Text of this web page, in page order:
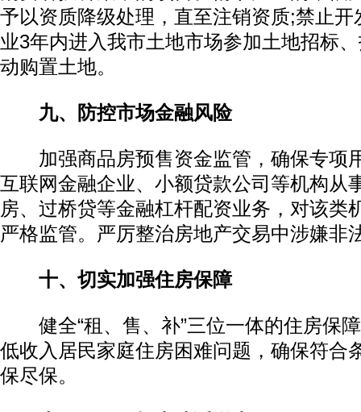
予以资质降级处理，直至注销资质;禁止开
业3年内进入我市土地市场参加土地招标
动购置土地。
九、防控市场金融风险
加强商品房预售资金监管，确保专项
互联网金融企业、小额贷款公司等机构从
房、过桥贷等金融杠杆配资业务，对该类
严格监管。严厉整治房地产交易中涉嫌非
十、切实加强住房保障
健全“租、售、补”三位一体的住房保
低收入居民家庭住房困难问题，确保符合
保尽保。